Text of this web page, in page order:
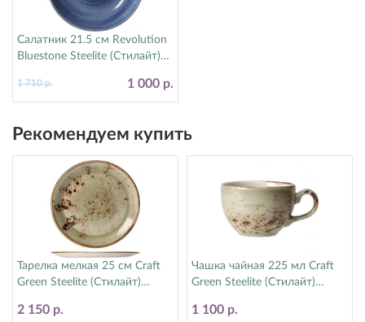
Салатник 21.5 см Revolution
Bluestone Steelite (Стилайт)
1 000 р.
1 710 р.
Рекомендуем купить
Тарелка мелкая 25 см Craft
Green Steelite (Стилайт)
2 150 р.
Чашка чайная 225 мл Craft
Green Steelite (Стилайт)
1 100 р.